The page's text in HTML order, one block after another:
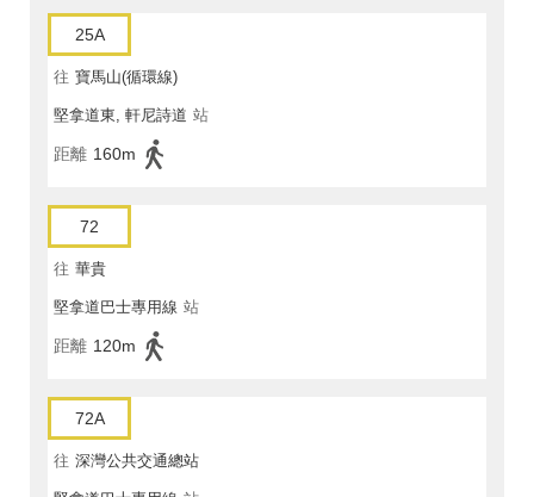
25A
往 寶馬山(循環線)
堅拿道東, 軒尼詩道 站
距離 160m
72
往 華貴
堅拿道巴士專用線 站
距離 120m
72A
往 深灣公共交通總站